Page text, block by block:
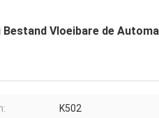
Vloeibare de
K502